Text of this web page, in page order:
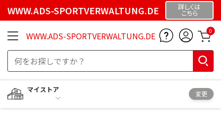
WWW.ADS-SPORTVERWALTUNG.DE 詳しくは
こちら
WWW.ADS-SPORTVERWALTUNG.DE 0
マイストア
変更